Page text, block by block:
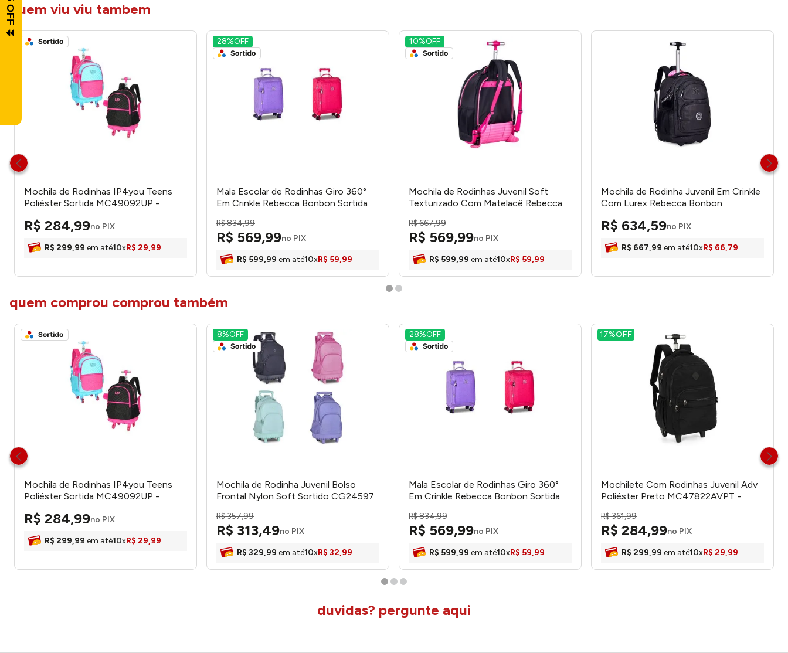
quem viu viu tambem
Mochila de Rodinhas IP4you Teens
Poliéster Sortida MC49092UP -
R$ 284,99no PIX
R$ 299,99 em até10xR$ 29,99
28%OFF
Mala Escolar de Rodinhas Giro 360°
Em Crinkle Rebecca Bonbon Sortida
R$834,99
R$ 569,99no PIX
R$ 599,99 em até10xR$ 59,99
10%OFF
Mochila de Rodinhas Juvenil Soft
Texturizado Com Matelacê Rebecca
R$667,99
R$ 569,99no PIX
R$ 599,99 em até10xR$ 59,99
Mochila de Rodinha Juvenil Em Crinkle
Com Lurex Rebecca Bonbon
R$ 634,59no PIX
R$ 667,99 em até10xR$ 66,79
quem comprou comprou também
Mochila de Rodinhas IP4you Teens
Poliéster Sortida MC49092UP -
R$ 284,99no PIX
R$ 299,99 em até10xR$ 29,99
8%OFF
Mochila de Rodinha Juvenil Bolso
Frontal Nylon Soft Sortido CG24597
R$357,99
R$ 313,49no PIX
R$ 329,99 em até10xR$ 32,99
28%OFF
Mala Escolar de Rodinhas Giro 360°
Em Crinkle Rebecca Bonbon Sortida
R$834,99
R$ 569,99no PIX
R$ 599,99 em até10xR$ 59,99
17%OFF
Mochilete Com Rodinhas Juvenil Adv
Poliéster Preto MC47822AVPT -
R$361,99
R$ 284,99no PIX
R$ 299,99 em até10xR$ 29,99
duvidas? pergunte aqui